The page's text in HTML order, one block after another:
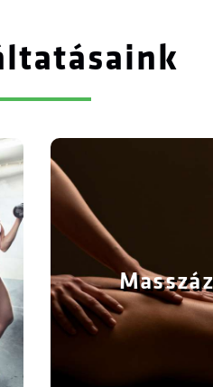
A fárasztó edzések után
lelki felfrissülést és
hagyományos és